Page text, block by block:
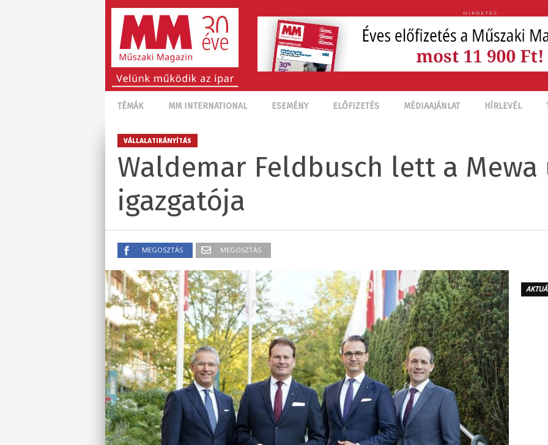
HIRDETÉS
TÉMÁK MM INTERNATIONAL ESEMÉNY ELŐFIZETÉS MÉDIAAJÁNLAT HÍRLEVÉL
VÁLLALATIRÁNYÍTÁS
Waldemar Feldbusch lett a Mewa
igazgatója
MEGOSZTÁS MEGOSZTÁS